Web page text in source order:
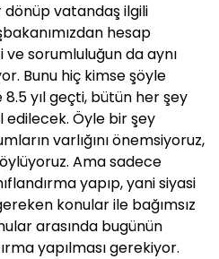
dönüp vatandaş ilgili
hesap
sorumluluğun da aynı
Bunu hiç kimse şöyle
8.5 yıl geçti, bütün her şey
Öyle bir şey
varlığını önemsiyoruz,
Ama sadece
yapıp, yani siyasi
konular ile bağımsız
arasında bugünün
yapılması gerekiyor.